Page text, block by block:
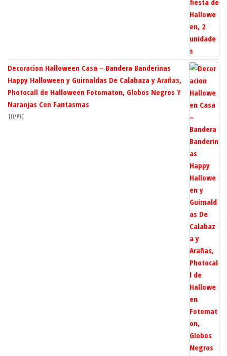
Decoracion Halloween Casa – Bandera Banderinas
Happy Halloween y Guirnaldas De Calabaza y Arañas,
Photocall de Halloween Fotomaton, Globos Negros Y
Naranjas Con Fantasmas
10.99€